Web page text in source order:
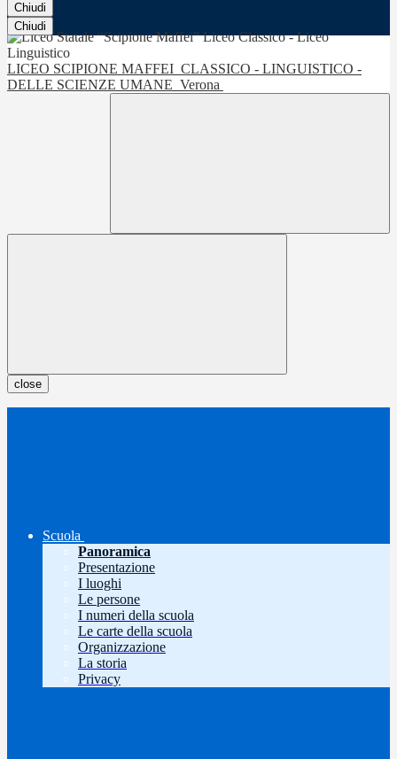
Chiudi
Chiudi
LICEO SCIPIONE MAFFEI CLASSICO - LINGUISTICO -
DELLE SCIENZE UMANE Verona
close
Scuola
Panoramica
Presentazione
I luoghi
Le persone
I numeri della scuola
Le carte della scuola
Organizzazione
La storia
Privacy